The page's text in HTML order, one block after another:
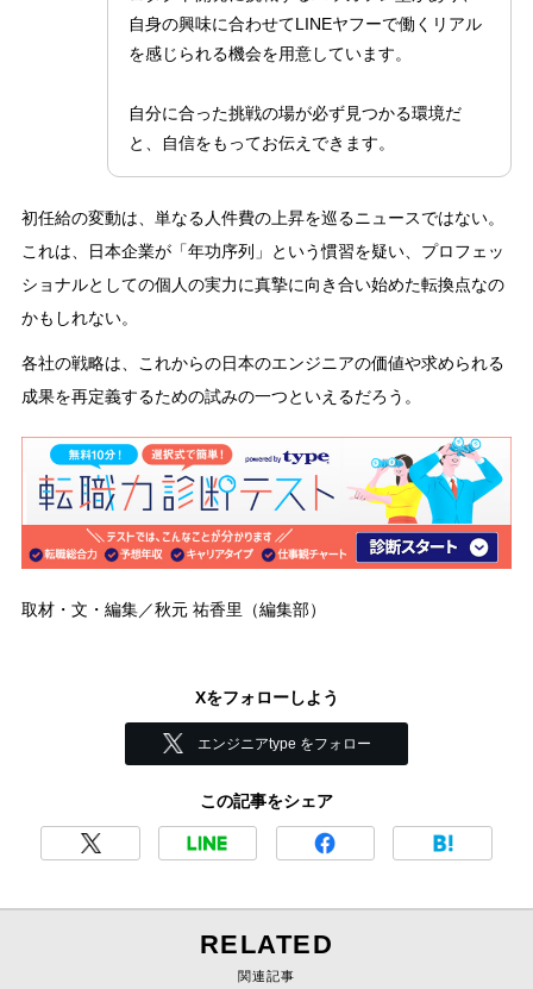
自身の興味に合わせてLINEヤフーで働くリアル
を感じられる機会を用意しています。
自分に合った挑戦の場が必ず見つかる環境だ
と、自信をもってお伝えできます。
初任給の変動は、単なる人件費の上昇を巡るニュースではない。
これは、日本企業が「年功序列」という慣習を疑い、プロフェッ
ショナルとしての個人の実力に真摯に向き合い始めた転換点なの
かもしれない。
各社の戦略は、これからの日本のエンジニアの価値や求められる
成果を再定義するための試みの一つといえるだろう。
取材・文・編集／秋元 祐香里（編集部）
Xをフォローしよう
エンジニアtype をフォロー
この記事をシェア
RELATED
関連記事